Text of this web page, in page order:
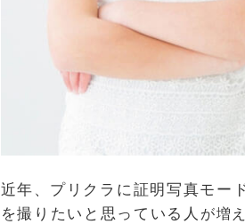
近年、 プリクラに証明写真モー
を撮りたいと思っている人 が増